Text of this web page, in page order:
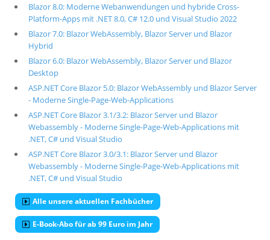
Blazor 8.0: Moderne Webanwendungen und hybride Cross-
Platform-Apps mit .NET 8.0, C# 12.0 und Visual Studio 2022
Blazor 7.0: Blazor WebAssembly, Blazor Server und Blazor
Hybrid
Blazor 6.0: Blazor WebAssembly, Blazor Server und Blazor
Desktop
ASP.NET Core Blazor 5.0: Blazor WebAssembly und Blazor Server
- Moderne Single-Page-Web-Applications
ASP.NET Core Blazor 3.1/3.2: Blazor Server und Blazor
Webassembly - Moderne Single-Page-Web-Applications mit
.NET, C# und Visual Studio
ASP.NET Core Blazor 3.0/3.1: Blazor Server und Blazor
Webassembly - Moderne Single-Page-Web-Applications mit
.NET, C# und Visual Studio
Alle unsere aktuellen Fachbücher
E-Book-Abo für ab 99 Euro im Jahr